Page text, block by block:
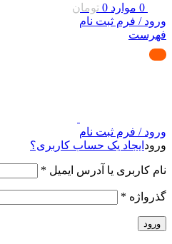
0 موارد 0 تومان
ورود / فرم ثبت نام
فهرست
ورود / فرم ثبت نام
ورود ایجاد یک حساب کاربری؟
نام کاربری یا آدرس ایمیل *
گذرواژه *
ورود